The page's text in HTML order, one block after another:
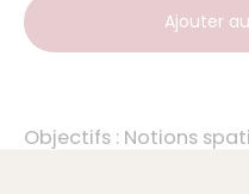
Ajouter
Objectifs : Notions
Utiliser de la pâte à